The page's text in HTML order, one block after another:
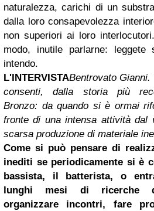
naturalezza, carichi di un
dalla loro consapevolezza
non superiori ai loro interlocutori.
modo, inutile parlarne:
intendo.
L'INTERVISTABentrovato
consenti, dalla storia più
Bronzo: da quando si è ormai
fronte di una intensa attività dal
scarsa produzione di materiale
Come si può pensare di
inediti se periodicamente si è
bassista, il batterista, o
lunghi mesi di ricerche
organizzare incontri, fare